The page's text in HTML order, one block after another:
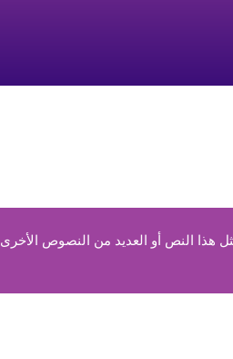
هذا النص أو العديد من النصوص الأخرى